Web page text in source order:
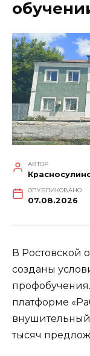
АВТОР
ОПУБЛИКОВАНО
07.08.2026
В Ростовской
созданы
платформе
тысяч